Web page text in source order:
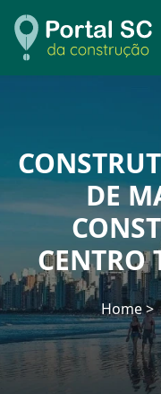
DE
CENTRO
Home